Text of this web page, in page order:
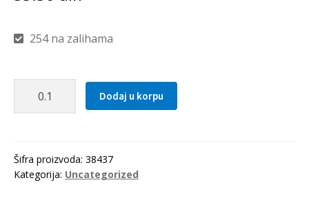
254 na zalihama
Optibelt
količina
Dodaj u korpu
Šifra proizvoda: 38437
Kategorija: Uncategorized